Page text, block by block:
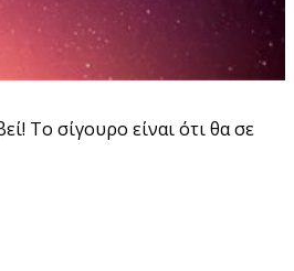
Το σίγουρο είναι ότι θα σε